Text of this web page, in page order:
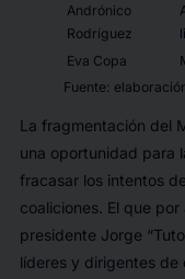
Andrónico
Rodríguez
Eva Copa
Fuente:
La fragmentación del
una oportunidad para
fracasar los intentos
coaliciones. El que
presidente Jorge
líderes y dirigentes